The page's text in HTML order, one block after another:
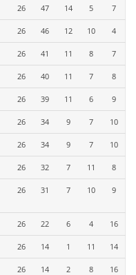
26 47 14 5 7
26 46 12 10 4
26 41 11 8 7
26 40 11 7 8
26 39 11 6 9
26 34 9 7 10
26 34 9 7 10
26 32 7 11 8
26 31 7 10 9
26 22 6 4 16
26 14 1 11 14
26 14 2 8 16